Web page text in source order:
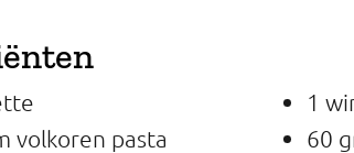
volkoren pasta
1
60